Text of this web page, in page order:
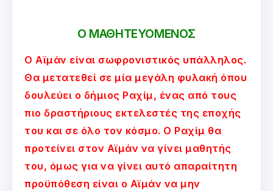
Ο ΜΑΘΗΤΕΥΟΜΕΝΟΣ
Ο Αϊμάν είναι σωφρονιστικός υπάλληλος.
Θα μετατεθεί σε μία μεγάλη φυλακή όπου
δουλεύει ο δήμιος Ραχίμ, ένας από τους
πιο δραστήριους εκτελεστές της εποχής
του και σε όλο τον κόσμο. Ο Ραχίμ θα
προτείνει στον Αϊμάν να γίνει μαθητής
του, όμως για να γίνει αυτό απαραίτητη
προϋπόθεση είναι ο Αϊμάν να μην